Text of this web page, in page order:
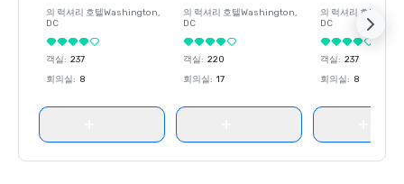
의 럭셔리 호텔Washington,
DC
객실: 237
회의실: 8
의 럭셔리 호텔Washington,
DC
객실: 220
회의실: 17
의 럭셔리 호텔
DC
객실: 237
회의실: 8